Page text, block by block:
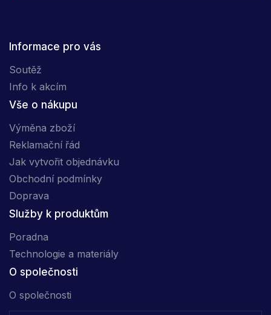
Informace pro vás
Soutěž
Info k akcím
Vše o nákupu
Výměna zboží
Reklamační řád
Jak vytvořit objednávku
Obchodní podmínky
Doprava
Služby k produktům
Poradna
Technologie a materiály
O společnosti
O společnosti